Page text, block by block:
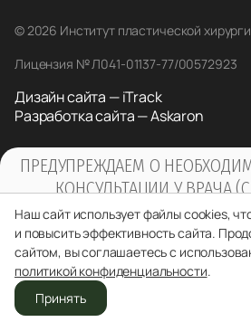
Отделения
© 2026 Институт пластической
Лицензия № Л041-01137-77/00572923
Дизайн сайта — iTrack
Разработка сайта — Askaron
ПРЕДУПРЕЖДАЕМ О
КОНСУЛЬТАЦИИ У ВРАЧА
ПО ОКАЗЫВАЕМЫМ
Наш сайт использует файлы cookies,
и повысить эффективность сайта.
сайтом, вы соглашаетесь с
политикой конфиденциальности.
Принять